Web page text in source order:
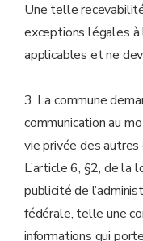
Une telle
exceptions légales à
applicables et ne
3. La commune
communication au
vie privée des autres
L’article 6, §2, de la
publicité de
fédérale, telle une
informations qui